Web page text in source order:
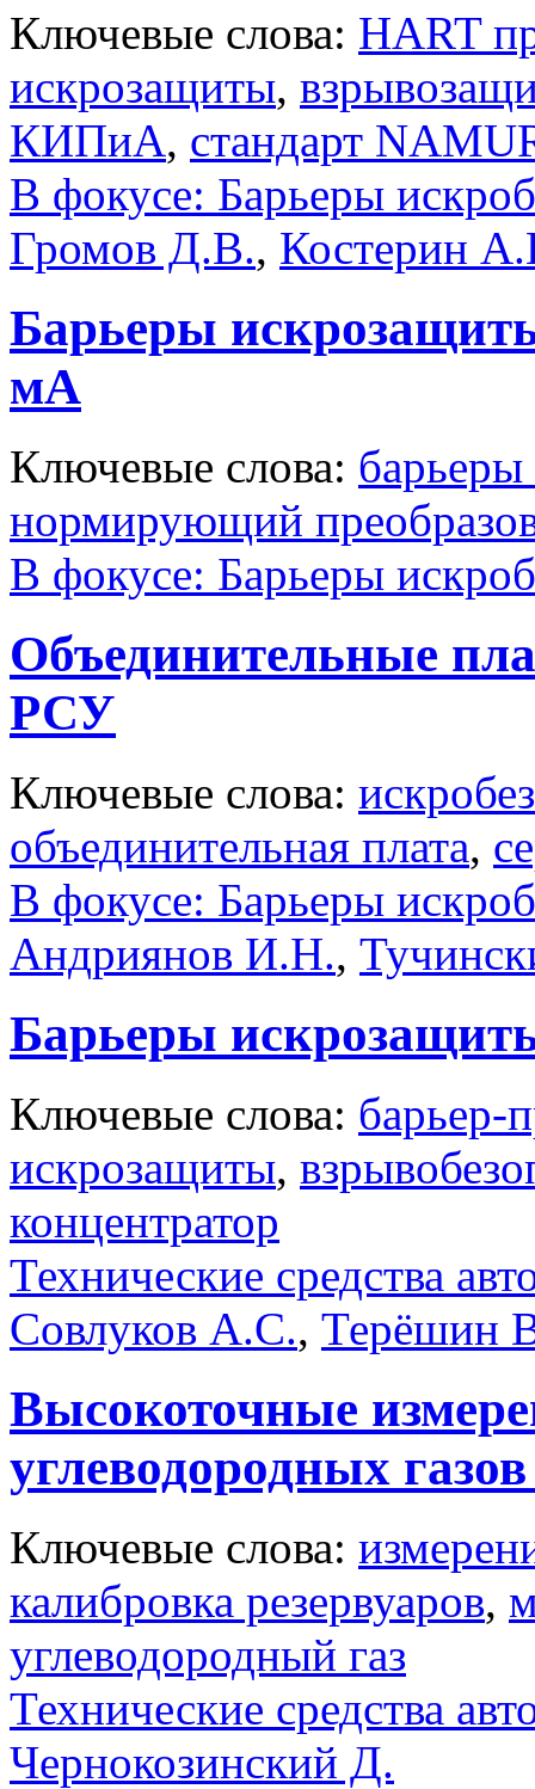
Ключевые слова: HART
искрозащиты,
КИПиА, стандарт
В фокусе: Барьеры
Громов Д.В., Костерин
Барьеры
мА
Ключевые слова:
нормирующий
В фокусе: Барьеры
Объединительные
РСУ
Ключевые слова:
объединительная плата,
В фокусе: Барьеры
Андриянов И.Н.,
Барьеры
Ключевые слова: барьер-
искрозащиты,
концентратор
Технические средства
Совлуков А.С., Терёшин
Высокоточные
углеводородных
Ключевые слова:
калибровка резервуаров,
углеводородный газ
Технические средства
Чернокозинский Д.